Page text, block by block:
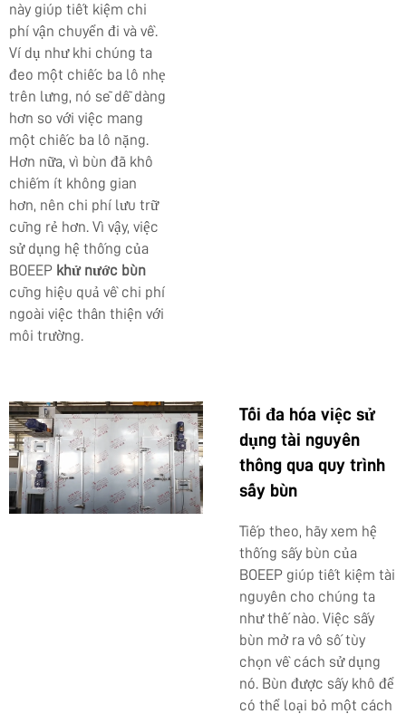
này giúp tiết kiệm chi
phí vận chuyển đi và về.
Ví dụ như khi chúng ta
đeo một chiếc ba lô nhẹ
trên lưng, nó sẽ dễ dàng
hơn so với việc mang
một chiếc ba lô nặng.
Hơn nữa, vì bùn đã khô
chiếm ít không gian
hơn, nên chi phí lưu trữ
cũng rẻ hơn. Vì vậy, việc
sử dụng hệ thống của
BOEEP khử nước bùn
cũng hiệu quả về chi phí
ngoài việc thân thiện với
môi trường.
Tối đa hóa việc sử
dụng tài nguyên
thông qua quy trình
sấy bùn
Tiếp theo, hãy xem hệ
thống sấy bùn của
BOEEP giúp tiết kiệm tài
nguyên cho chúng ta
như thế nào. Việc sấy
bùn mở ra vô số tùy
chọn về cách sử dụng
nó. Bùn được sấy khô để
có thể loại bỏ một cách